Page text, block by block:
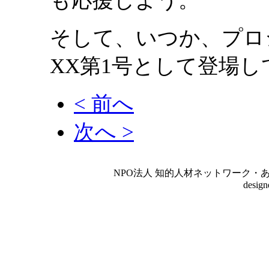
そして、いつか、プ
XX第1号として登場
< 前へ
次へ >
NPO法人 知的人材ネットワーク・